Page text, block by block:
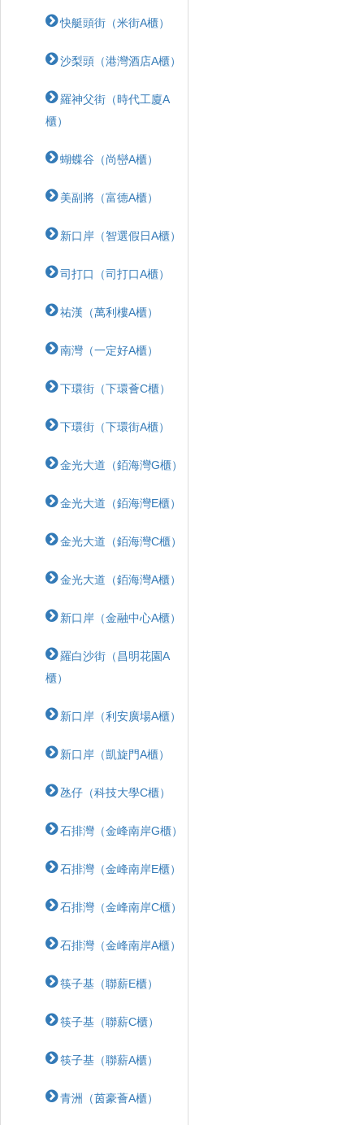
快艇頭街（米街A櫃）
沙梨頭（港灣酒店A櫃）
羅神父街（時代工廈A
櫃）
蝴蝶⾕（尚巒A櫃）
美副將（富德A櫃）
新口岸（智選假日A櫃）
司打口（司打口A櫃）
祐漢（萬利樓A櫃）
南灣（一定好A櫃）
下環街（下環薈C櫃）
下環街（下環街A櫃）
金光大道（銆海灣G櫃）
金光大道（銆海灣E櫃）
金光大道（銆海灣C櫃）
金光大道（銆海灣A櫃）
新口岸（金融中心A櫃）
羅白沙街（昌明花園A
櫃）
新口岸（利安廣場A櫃）
新口岸（凱旋門A櫃）
氹仔（科技大學C櫃）
石排灣（金峰南岸G櫃）
石排灣（金峰南岸E櫃）
石排灣（金峰南岸C櫃）
石排灣（金峰南岸A櫃）
筷子基（聯薪E櫃）
筷子基（聯薪C櫃）
筷子基（聯薪A櫃）
青洲（茵豪薈A櫃）